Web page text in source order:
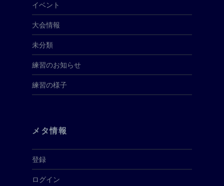
イベント
大会情報
未分類
練習のお知らせ
練習の様子
メタ情報
登録
ログイン